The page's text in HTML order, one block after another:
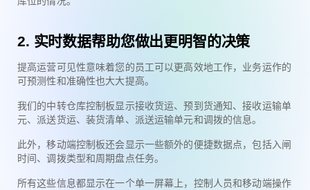
2. 实时数据帮助您做出更明智的决策
提高运营可见性意味着您的员工可以更高效地工作，业务运作的
可预测性和准确性也大大提高。
我们的中转仓库控制板显示接收货运、预到货通知、接收运输单
元、派送货运、装货清单、派送运输单元和调拨的信息。
此外，移动端控制板还会显示一些额外的便捷数据点，包括入闸
时间、调拨类型和周期盘点任务。
所有这些信息都显示在一个单一屏幕上，控制人员和移动端操作